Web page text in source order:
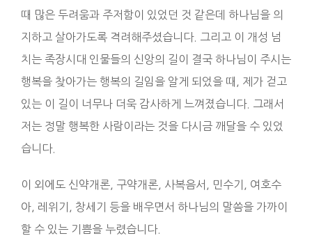
때 많은 두려움과 주저함이 있었던 것 같은데 하나님을 의
지하고 살아가도록 격려해주셨습니다. 그리고 이 개성 넘
치는 족장시대 인물들의 신앙의 길이 결국 하나님이 주시는
행복을 찾아가는 행복의 길임을 알게 되었을 때, 제가 걷고
있는 이 길이 너무나 더욱 감사하게 느껴졌습니다. 그래서
저는 정말 행복한 사람이라는 것을 다시금 깨달을 수 있었
습니다.
이 외에도 신약개론, 구약개론, 사복음서, 민수기, 여호수
아, 레위기, 창세기 등을 배우면서 하나님의 말씀을 가까이
할 수 있는 기쁨을 누렸습니다.